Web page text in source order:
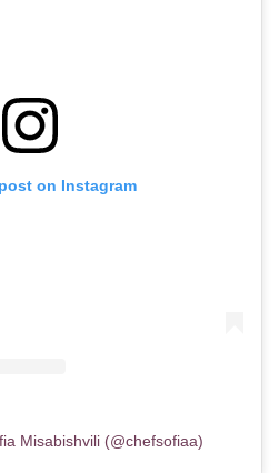
on Instagram
Misabishvili (@chefsofiaa)